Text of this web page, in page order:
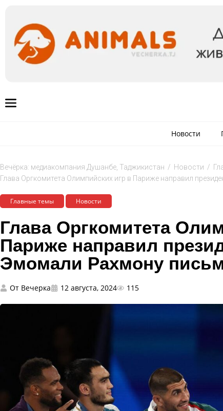
Новости
Вечёрка: медиакомпания Душанбе, Таджикистан / Новости /
Глава Оргкомитета Олимпийских игр в Париже направил
Главные темы Новости
Глава Оргкомитета
Париже направил
Эмомали Рахмону
От Вечерка 12 августа, 2024 115